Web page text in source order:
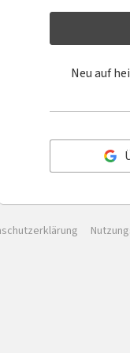
Neu auf